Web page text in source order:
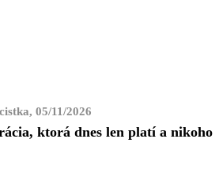
05/11/2026
ktorá dnes len platí a nikoho